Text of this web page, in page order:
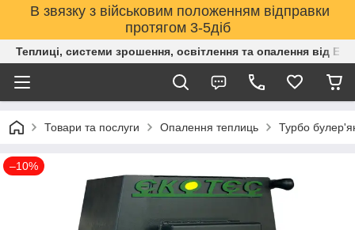
В звязку з військовим положенням відправки
протягом 3-5діб
Теплиці, системи зрошення, освітлення та опалення від
Товари та послуги Опалення теплиць Турбо
–10%